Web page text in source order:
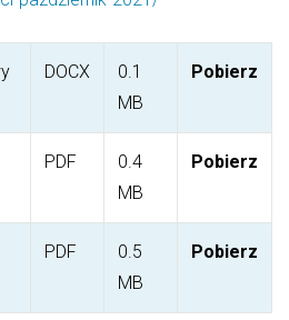
DOCX
0.1
MB
Pobierz
PDF
0.4
MB
Pobierz
PDF
0.5
MB
Pobierz